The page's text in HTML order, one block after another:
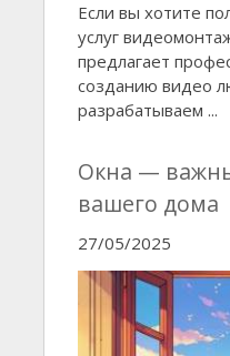
Если вы хотите
услуг
предлагает
созданию видео
разрабатываем ...
Окна —
вашего дома
27/05/2025